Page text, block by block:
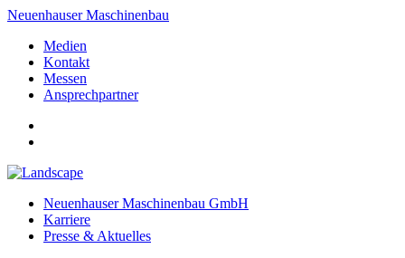
Neuenhauser Maschinenbau
Medien
Kontakt
Messen
Ansprechpartner
Neuenhauser Maschinenbau GmbH
Karriere
Presse & Aktuelles